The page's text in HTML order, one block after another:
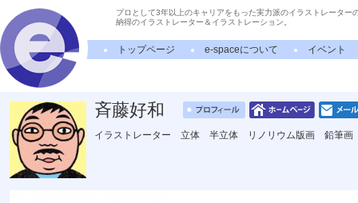
プロとして3年以上のキャリアをもった実力派のイラストレーター
納得のイラストレーター＆イラストレーション。
トップページ e-spaceについて イベント
斉藤好和
イラストレーター 立体 半立体 リノリウム版画 鉛筆画